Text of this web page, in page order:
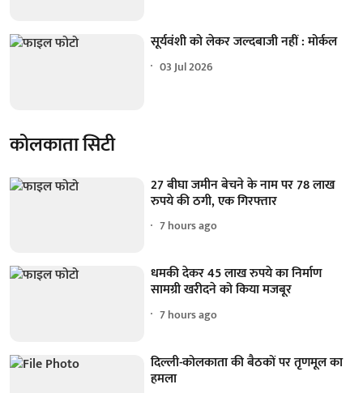
सूर्यवंशी को लेकर जल्दबाजी नहीं : मोर्कल
03 Jul 2026
कोलकाता सिटी
27 बीघा जमीन बेचने के नाम पर 78 लाख
रुपये की ठगी, एक गिरफ्तार
7 hours ago
धमकी देकर 45 लाख रुपये का निर्माण
सामग्री खरीदने को किया मजबूर
7 hours ago
दिल्ली-कोलकाता की बैठकों पर तृणमूल का
हमला